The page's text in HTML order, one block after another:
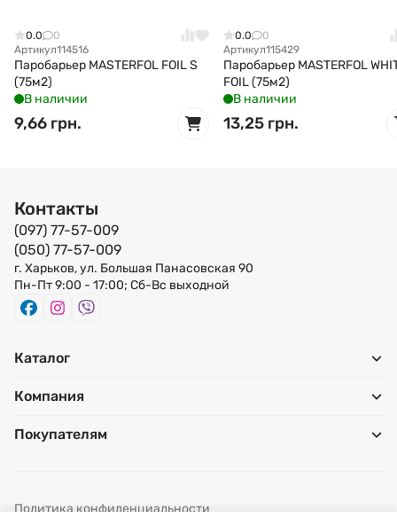
0.0
0
Артикул114516
Паробарьер MASTERFOL FOIL S
(75м2)
В наличии
9,66 грн.
0.0
0
Артикул115429
Паробарьер MASTERFOL
FOIL (75м2)
В наличии
13,25 грн.
Контакты
(097) 77-57-009
(050) 77-57-009
г. Харьков, ул. Большая Панасовская 90
Пн-Пт 9:00 - 17:00; Сб-Вс выходной
Каталог
Компания
Покупателям
Политика конфиденциальности